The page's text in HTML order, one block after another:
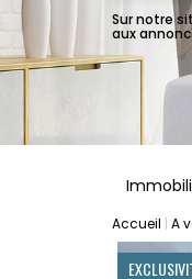
Sur notre
aux
Accueil A